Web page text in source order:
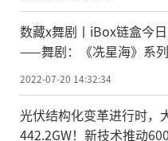
数藏x舞剧丨iBox链盒今
——舞剧：《冼星海》系列
2022-07-20 14:32:34
光伏结构化变革进行时，
442.2GW！新技术推动